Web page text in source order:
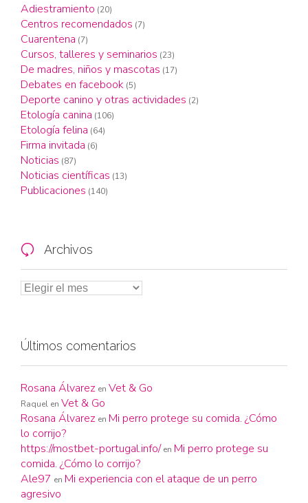
Adiestramiento (20)
Centros recomendados (7)
Cuarentena (7)
Cursos, talleres y seminarios (23)
De madres, niños y mascotas (17)
Debates en facebook (5)
Deporte canino y otras actividades (2)
Etología canina (106)
Etología felina (64)
Firma invitada (6)
Noticias (87)
Noticias científicas (13)
Publicaciones (140)
 Archivos
Últimos comentarios
Rosana Álvarez en Vet & Go
Raquel en Vet & Go
Rosana Álvarez en Mi perro protege su comida. ¿Cómo
lo corrijo?
https://mostbet-portugal.info/ en Mi perro protege su
comida. ¿Cómo lo corrijo?
Ale97 en Mi experiencia con el ataque de un perro
agresivo